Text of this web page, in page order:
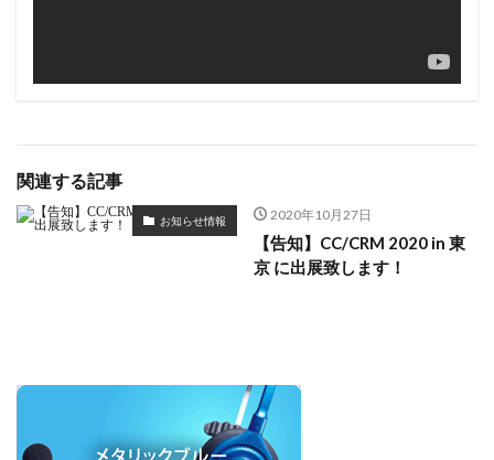
関連する記事
お知らせ情報 2020年10月27日
【告知】CC/CRM 2020 in 東
京 に出展致します！